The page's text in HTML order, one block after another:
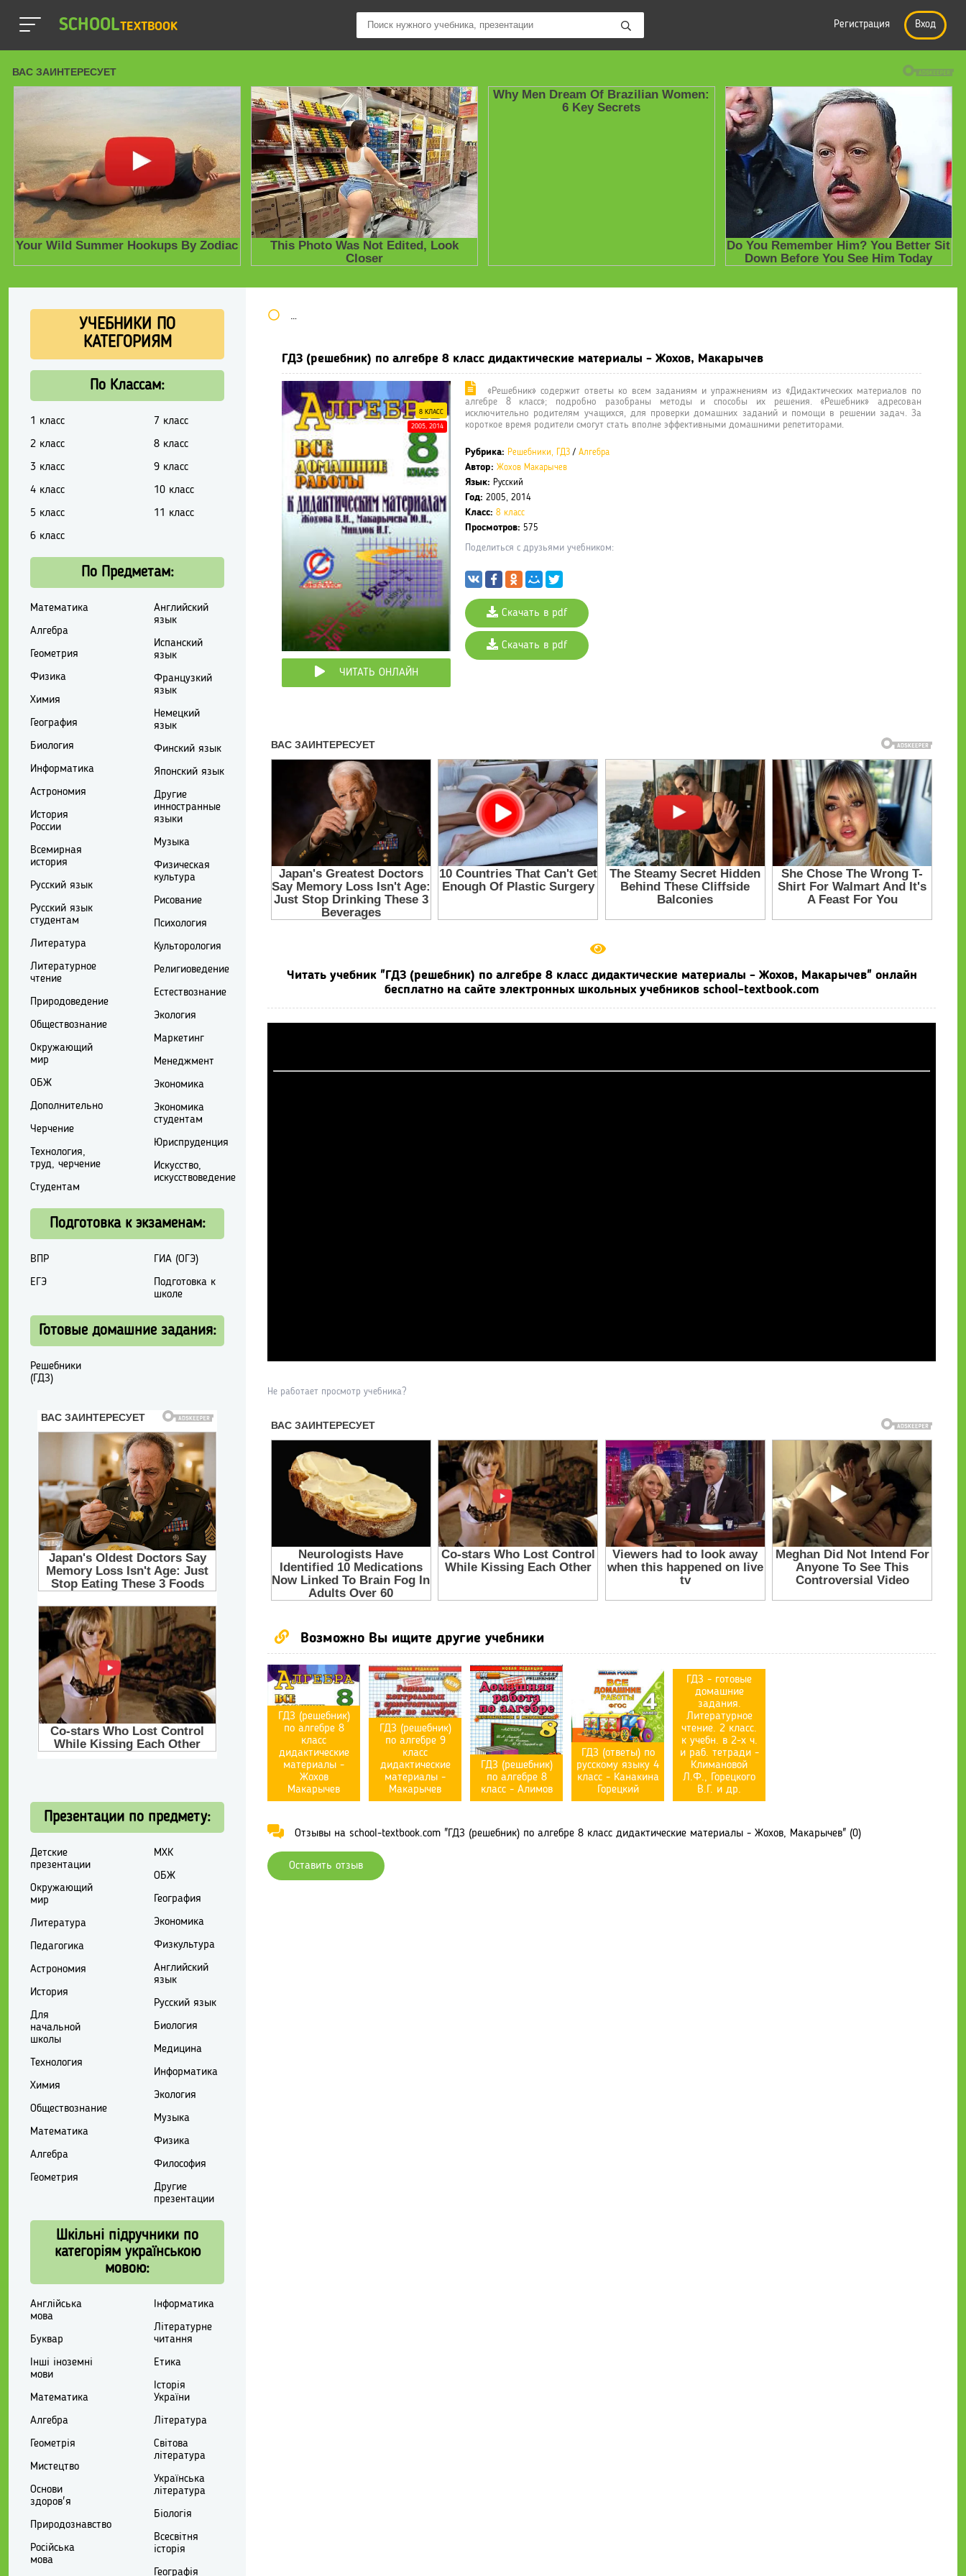
SCHOOLTEXTBOOK Регистрация Вход
Школьные учебники / Презентации по предметам
ГДЗ (решебник) по алгебре 8 класс дидактические материалы - Жохов, Макарычев
8 КЛАСС
2005, 2014
ЧИТАТЬ ОНЛАЙН
«Решебник» содержит ответы ко всем заданиям и упражнениям из «Дидактических материалов по
алгебре 8 класс»; подробно разобраны методы и способы их решения. «Решебник» адресован
исключительно родителям учащихся, для проверки домашних заданий и помощи в решении задач. За
короткое время родители смогут стать вполне эффективными домашними репетиторами.
Рубрика: Решебники, ГДЗ / Алгебра
Автор: Жохов Макарычев
Язык: Русский
Год: 2005, 2014
Класс: 8 класс
Просмотров: 575
Поделиться с друзьями учебником:
Скачать в pdf
Скачать в pdf
Читать учебник "ГДЗ (решебник) по алгебре 8 класс дидактические материалы - Жохов, Макарычев" онлайн
бесплатно на сайте электронных школьных учебников school-textbook.com
Не работает просмотр учебника?
Возможно Вы ищите другие учебники
ГДЗ (решебник)
по алгебре 8
класс
дидактические
материалы -
Жохов
Макарычев
ГДЗ (решебник)
по алгебре 9
класс
дидактические
материалы -
Макарычев
ГДЗ (решебник)
по алгебре 8
класс - Алимов
ГДЗ (ответы) по
русскому языку 4
класс - Канакина
Горецкий
ГДЗ - готовые
домашние
задания.
Литературное
чтение. 2 класс.
к учебн. в 2-х ч.
и раб. тетради -
Климановой
Л.Ф., Горецкого
В.Г. и др.
Отзывы на school-textbook.com "ГДЗ (решебник) по алгебре 8 класс дидактические материалы - Жохов, Макарычев" (0)
Оставить отзыв
УЧЕБНИКИ ПО
КАТЕГОРИЯМ
По Классам:
1 класс
2 класс
3 класс
4 класс
5 класс
6 класс
7 класс
8 класс
9 класс
10 класс
11 класс
По Предметам:
Математика
Алгебра
Геометрия
Физика
Химия
География
Биология
Информатика
Астрономия
История
России
Всемирная
история
Русский язык
Русский язык
студентам
Литература
Литературное
чтение
Природоведение
Обществознание
Окружающий
мир
ОБЖ
Дополнительно
Черчение
Технология,
труд, черчение
Студентам
Английский
язык
Испанский
язык
Французкий
язык
Немецкий
язык
Финский язык
Японский язык
Другие
инностранные
языки
Музыка
Физическая
культура
Рисование
Психология
Культорология
Религиоведение
Естествознание
Экология
Маркетинг
Менеджмент
Экономика
Экономика
студентам
Юриспруденция
Искусство,
искусствоведение
Подготовка к экзаменам:
ВПР
ЕГЭ
ГИА (ОГЭ)
Подготовка к
школе
Готовые домашние задания:
Решебники
(ГДЗ)
Презентации по предмету:
Детские
презентации
Окружающий
мир
Литература
Педагогика
Астрономия
История
Для
начальной
школы
Технология
Химия
Обществознание
Математика
Алгебра
Геометрия
МХК
ОБЖ
География
Экономика
Физкультура
Английский
язык
Русский язык
Биология
Медицина
Информатика
Экология
Музыка
Физика
Философия
Другие
презентации
Шкільні підручники по
категоріям українською
мовою:
Англійська
мова
Буквар
Інші іноземні
мови
Математика
Алгебра
Геометрія
Мистецтво
Основи
здоров'я
Природознавство
Російська
мова
Інформатика
Літературне
читання
Етика
Історія
України
Література
Світова
література
Українська
література
Біологія
Всесвітня
історія
Географія